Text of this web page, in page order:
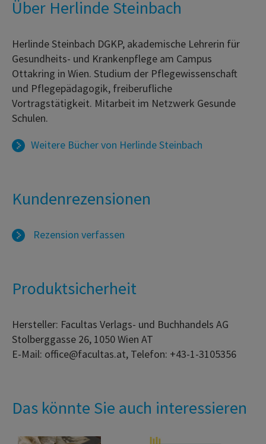
Über Herlinde Steinbach
Herlinde Steinbach DGKP, akademische Lehrerin für
Gesundheits- und Krankenpflege am Campus
Ottakring in Wien. Studium der Pflegewissenschaft
und Pflegepädagogik, freiberufliche
Vortragstätigkeit. Mitarbeit im Netzwerk Gesunde
Schulen.
Weitere Bücher von Herlinde Steinbach
Kundenrezensionen
Rezension verfassen
Produktsicherheit
Hersteller: Facultas Verlags- und Buchhandels AG
Stolberggasse 26, 1050 Wien AT
E-Mail: office@facultas.at, Telefon: +43-1-3105356
Das könnte Sie auch interessieren